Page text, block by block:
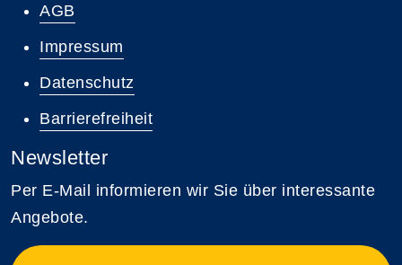
AGB
Impressum
Datenschutz
Barrierefreiheit
Newsletter
Per E-Mail informieren wir Sie über interessante
Angebote.